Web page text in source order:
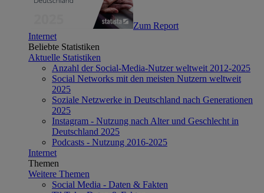
Zum Report
Internet
Beliebte Statistiken
Aktuelle Statistiken
Anzahl der Social-Media-Nutzer weltweit 2012-2025
Social Networks mit den meisten Nutzern weltweit
2025
Soziale Netzwerke in Deutschland nach Generationen
2025
Instagram - Nutzung nach Alter und Geschlecht in
Deutschland 2025
Podcasts - Nutzung 2016-2025
Internet
Themen
Weitere Themen
Social Media - Daten & Fakten